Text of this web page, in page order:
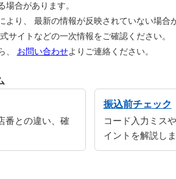
合があります。
より、 最新の情報が反映されていない場合
サイトなどの一次情報をご確認ください。
、 お問い合わせよりご連絡ください。
番との違い、確
振込前チェック
コード入力ミス
イントを解説しま